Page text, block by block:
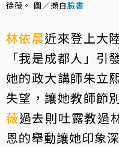
徐薇。 圖／擷自臉書
林依晨近來登上大
「我是成都人」引
她的政大講師朱立
失望，讓她教師節
薇過去則吐露教過
恩的舉動讓她印象